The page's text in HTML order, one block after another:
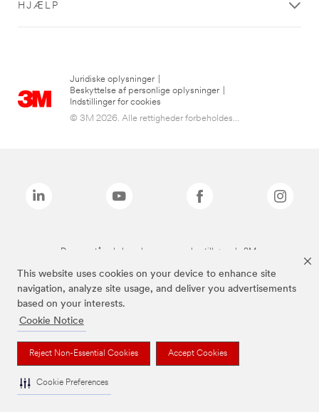
This website uses cookies on your device to enhance site
navigation, analyze site usage, and deliver you advertisements
based on your interests.
Cookie Notice
Reject Non-Essential Cookies Accept Cookies
Cookie Preferences
HJÆLP
Juridiske oplysninger
Beskyttelse af personlige oplysninger
Indstillinger for cookies
© 3M 2026. Alle rettigheder forbeholdes...
De ovenstående brands er varemærker tilhørende 3M.